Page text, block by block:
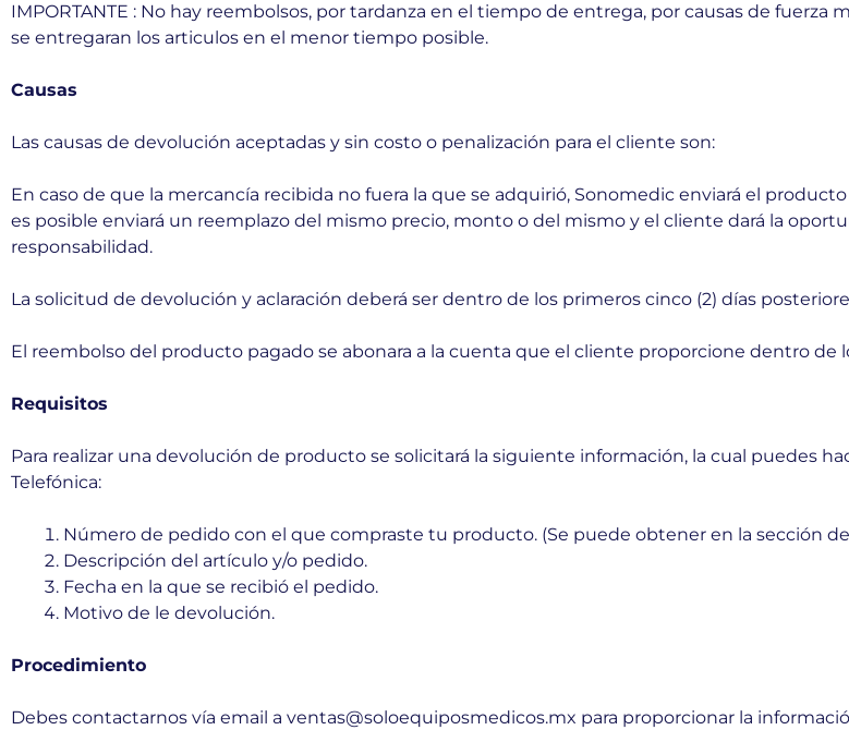
IMPORTANTE : No hay reembolsos, por tardanza en el tiempo de entrega, por causas de fuerza
se entregaran los articulos en el menor tiempo posible.
Causas
Las causas de devolución aceptadas y sin costo o penalización para el cliente son:
En caso de que la mercancía recibida no fuera la que se adquirió, Sonomedic enviará el
es posible enviará un reemplazo del mismo precio, monto o del mismo y el cliente dará la
responsabilidad.
La solicitud de devolución y aclaración deberá ser dentro de los primeros cinco (2) días
El reembolso del producto pagado se abonara a la cuenta que el cliente proporcione dentro de
Requisitos
Para realizar una devolución de producto se solicitará la siguiente información, la cual puedes
Telefónica:
Número de pedido con el que compraste tu producto. (Se puede obtener en la sección de
Descripción del artículo y/o pedido.
Fecha en la que se recibió el pedido.
Motivo de le devolución.
Procedimiento
Debes contactarnos vía email a ventas@soloequiposmedicos.mx para proporcionar la